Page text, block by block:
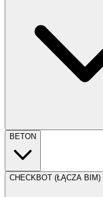
BETON
CHECKBOT (ŁĄCZA BIM)